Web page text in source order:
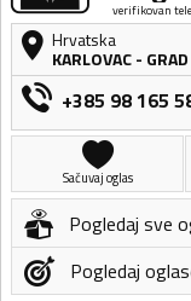
verifikovan
Hrvatska
KARLOVAC - GRAD
+385 98 165
Sačuvaj oglas
Pogledaj sve
Pogledaj